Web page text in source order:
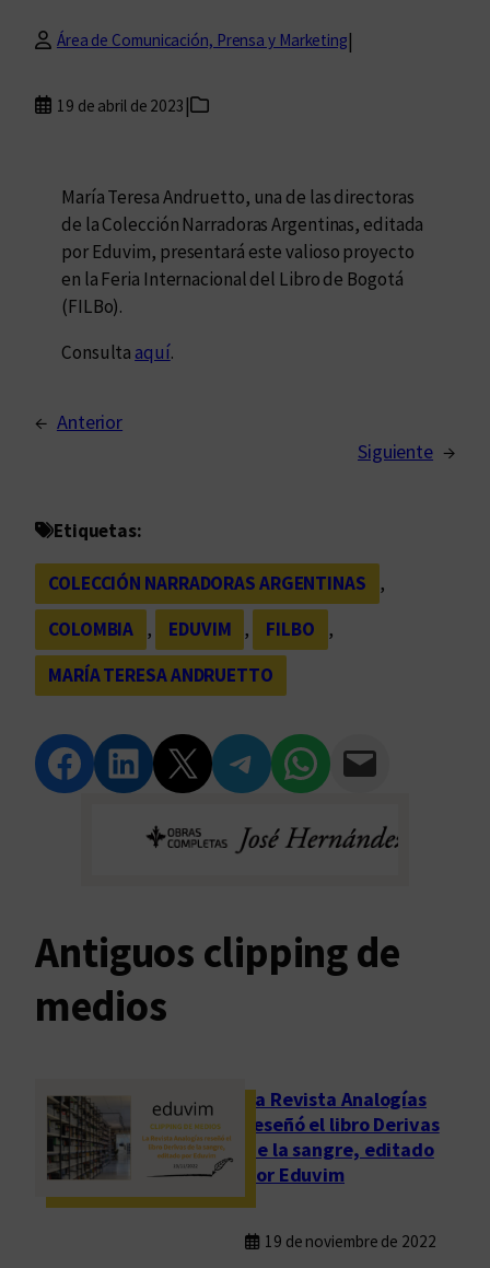
Área de Comunicación, Prensa y Marketing|
19 de abril de 2023 |
María Teresa Andruetto, una de las directoras
de la Colección Narradoras Argentinas, editada
por Eduvim, presentará este valioso proyecto
en la Feria Internacional del Libro de Bogotá
(FILBo).
Consulta aquí.
← Anterior
Siguiente →
Etiquetas:
COLECCIÓN NARRADORAS ARGENTINAS
,
COLOMBIA
, EDUVIM , FILBO
,
MARÍA TERESA ANDRUETTO
Compartir en Facebook Compartir en LinkedIn Compartir en Twitter Compartir en Telegram Compartir en WhatsApp Compartir vía Email
Antiguos clipping de
medios
La Revista Analogías
reseñó el libro Derivas
de la sangre, editado
por Eduvim
19 de noviembre de 2022